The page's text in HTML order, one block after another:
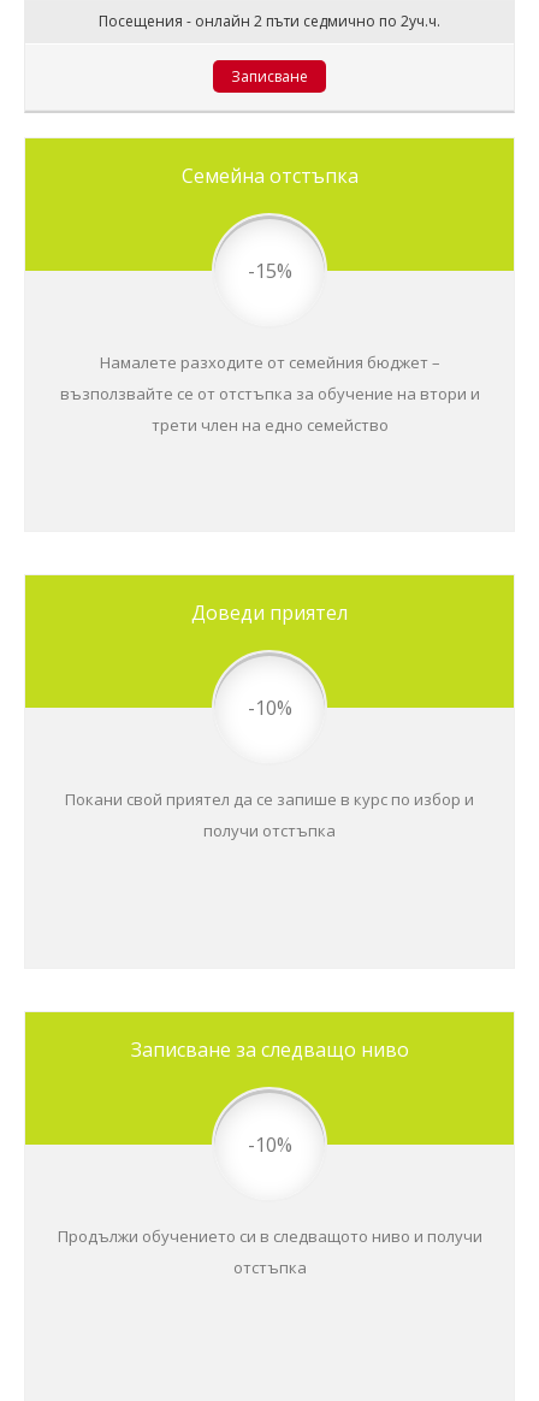
Посещения - онлайн 2 пъти седмично по 2уч.ч.
Записване
Семейна отстъпка
-15%
Намалете разходите от семейния бюджет –
възползвайте се от отстъпка за обучение на втори и
трети член на едно семейство
Доведи приятел
-10%
Покани свой приятел да се запише в курс по избор и
получи отстъпка
Записване за следващо ниво
-10%
Продължи обучението си в следващото ниво и получи
отстъпка